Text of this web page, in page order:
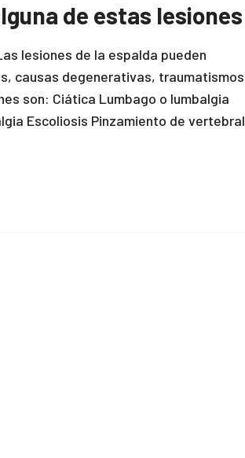
de estas lesiones
lesiones de la espalda pueden
causas degenerativas, traumatismos
son: Ciática Lumbago o lumbalgia
Escoliosis Pinzamiento de vertebral